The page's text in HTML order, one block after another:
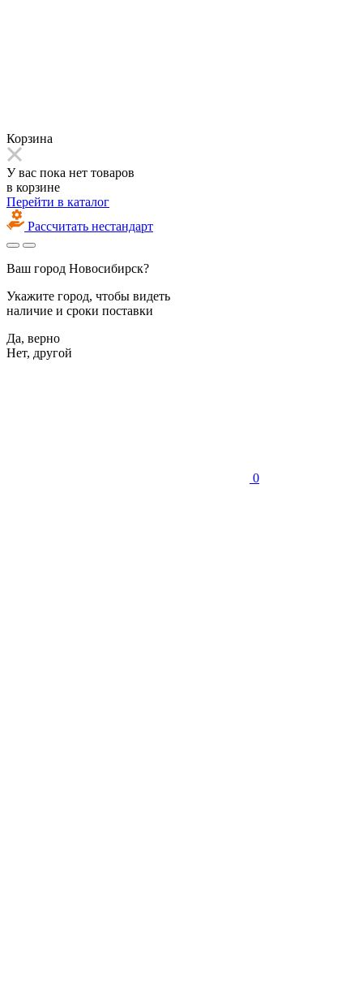
Корзина
У вас пока нет товаров
в корзине
Перейти в каталог
Рассчитать нестандарт
Ваш город Новосибирск?
Укажите город, чтобы видеть
наличие и сроки поставки
Да, верно
Нет, другой
0